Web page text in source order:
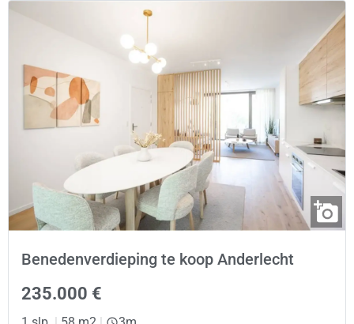
Benedenverdieping te koop Anderlecht
235.000 €